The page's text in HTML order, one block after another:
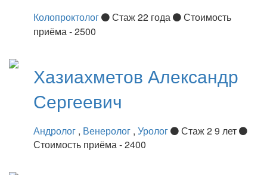
Колопроктолог Стаж 22 года
Стоимость
приёма - 2500
Хазиахметов Александр
Сергеевич
Андролог , Венеролог , Уролог
Стаж 2 9 лет
Стоимость приёма - 2400